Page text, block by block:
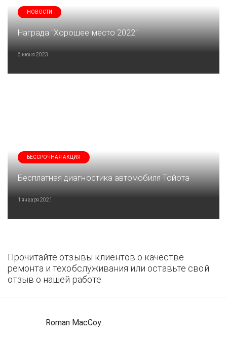
НОВОСТИ
Награда "Хорошее место 2022"
6 июня 2023
БЕССРОЧНАЯ АКЦИЯ
Бесплатная диагностика автомобиля Тойота
1 января 2021
Прочитайте отзывы клиентов о качестве
ремонта и техобслуживания или оставьте свой
отзыв о нашей работе
Roman MacCoy